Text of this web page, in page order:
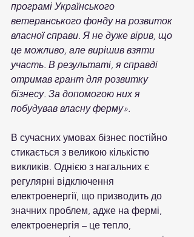
програмі Українського
ветеранського фонду на розвиток
власної справи. Я не дуже вірив, що
це можливо, але вирішив взяти
участь. В результаті, я справді
отримав грант для розвитку
бізнесу. За допомогою них я
побудував власну ферму».
В сучасних умовах бізнес постійно
стикається з великою кількістю
викликів. Однією з нагальних є
регулярні відключення
електроенергії, що призводить до
значних проблем, адже на фермі,
електроенергія – це тепло,